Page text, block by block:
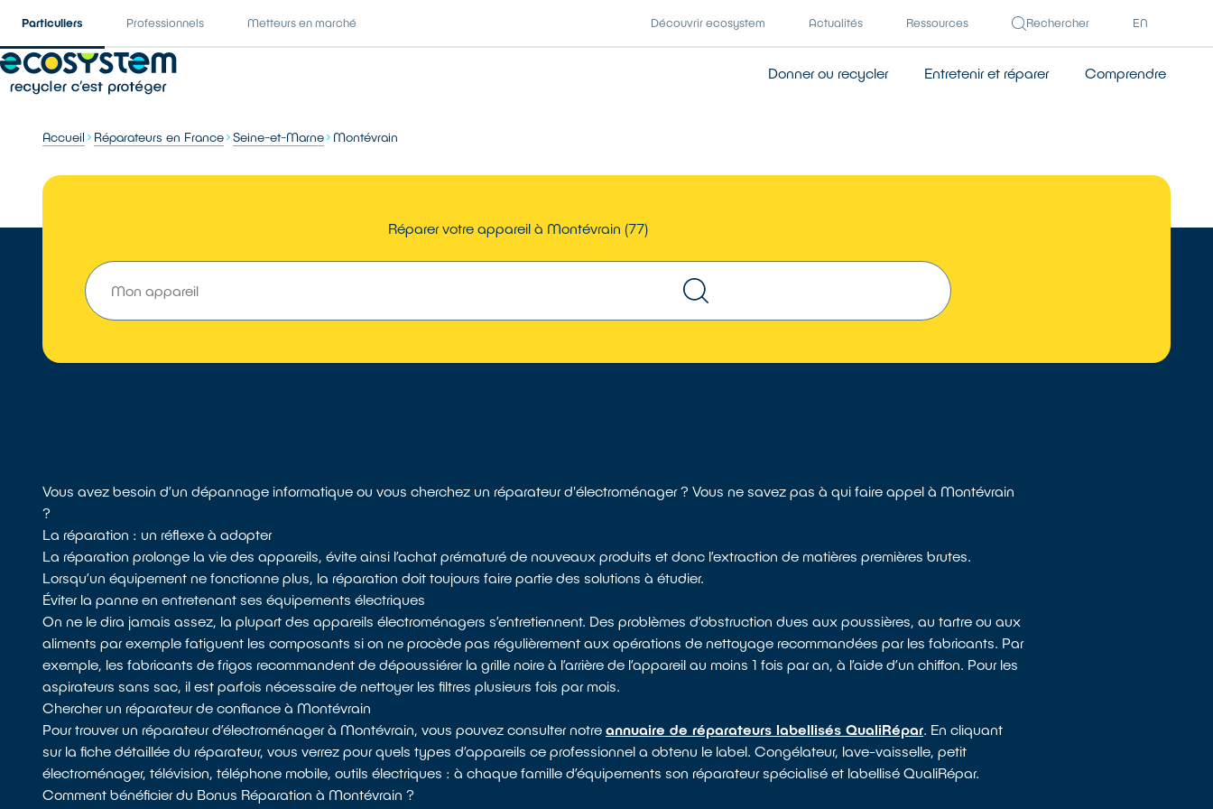
Particuliers Professionnels Metteurs en marché Découvrir ecosystem Actualités Ressources Rechercher EN
Donner ou recycler Entretenir et réparer Comprendre
Accueil Réparateurs en France Seine-et-Marne Montévrain
Réparer votre appareil à Montévrain (77)
Vous avez besoin d’un dépannage informatique ou vous cherchez un réparateur d'électroménager ? Vous ne savez pas à qui faire appel à Montévrain
?
La réparation : un réflexe à adopter
La réparation prolonge la vie des appareils, évite ainsi l’achat prématuré de nouveaux produits et donc l’extraction de matières premières brutes.
Lorsqu’un équipement ne fonctionne plus, la réparation doit toujours faire partie des solutions à étudier.
Éviter la panne en entretenant ses équipements électriques
On ne le dira jamais assez, la plupart des appareils électroménagers s’entretiennent. Des problèmes d’obstruction dues aux poussières, au tartre ou aux
aliments par exemple fatiguent les composants si on ne procède pas régulièrement aux opérations de nettoyage recommandées par les fabricants. Par
exemple, les fabricants de frigos recommandent de dépoussiérer la grille noire à l’arrière de l’appareil au moins 1 fois par an, à l’aide d’un chiffon. Pour les
aspirateurs sans sac, il est parfois nécessaire de nettoyer les filtres plusieurs fois par mois.
Chercher un réparateur de confiance à Montévrain
Pour trouver un réparateur d’électroménager à Montévrain, vous pouvez consulter notreannuaire de réparateurs labellisés QualiRépar. En cliquant
sur la fiche détaillée du réparateur, vous verrez pour quels types d’appareils ce professionnel a obtenu le label. Congélateur, lave-vaisselle, petit
électroménager, télévision, téléphone mobile, outils électriques : à chaque famille d’équipements son réparateur spécialisé et labellisé QualiRépar.
Comment bénéficier du Bonus Réparation à Montévrain ?